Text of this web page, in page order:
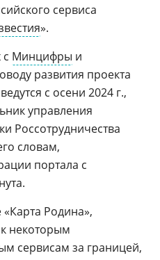
сервиса
».
Минцифры и
развития проекта
с осени 2024 г.,
управления
Россотрудничества
словам,
портала с
Родина»,
некоторым
сервисам за границей,